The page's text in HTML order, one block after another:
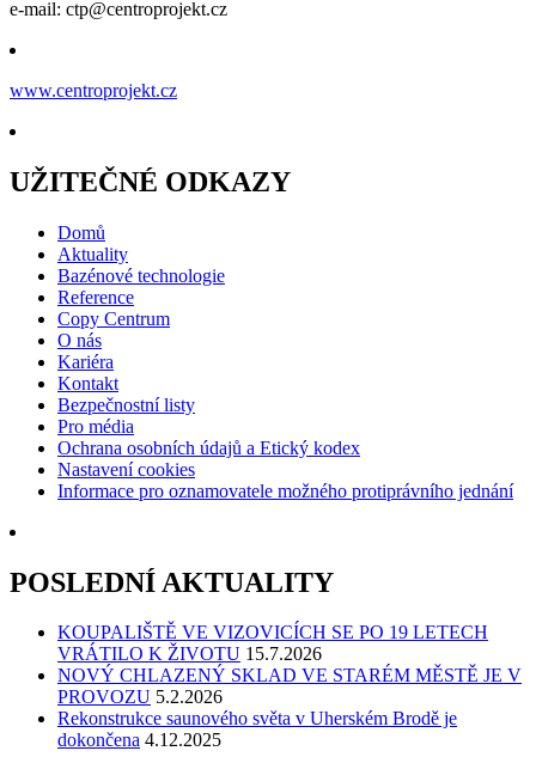
e-mail: ctp@centroprojekt.cz
www.centroprojekt.cz
UŽITEČNÉ ODKAZY
Domů
Aktuality
Bazénové technologie
Reference
Copy Centrum
O nás
Kariéra
Kontakt
Bezpečnostní listy
Pro média
Ochrana osobních údajů a Etický kodex
Nastavení cookies
Informace pro oznamovatele možného protiprávního jednání
POSLEDNÍ AKTUALITY
KOUPALIŠTĚ VE VIZOVICÍCH SE PO 19 LETECH
VRÁTILO K ŽIVOTU 15.7.2026
NOVÝ CHLAZENÝ SKLAD VE STARÉM MĚSTĚ JE V
PROVOZU 5.2.2026
Rekonstrukce saunového světa v Uherském Brodě je
dokončena 4.12.2025